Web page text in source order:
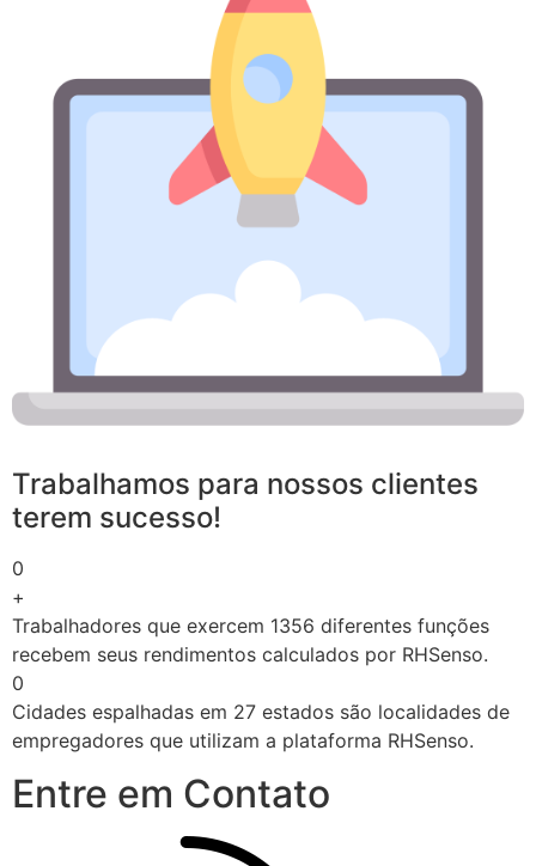
Trabalhamos para nossos clientes
terem sucesso!
0
+
Trabalhadores que exercem 1356 diferentes funções
recebem seus rendimentos calculados por RHSenso.
0
Cidades espalhadas em 27 estados são localidades de
empregadores que utilizam a plataforma RHSenso.
Entre em Contato